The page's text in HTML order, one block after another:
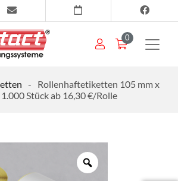
0
-
Rollenhaftetiketten 105 mm x
Stück ab 16,30 €/Rolle